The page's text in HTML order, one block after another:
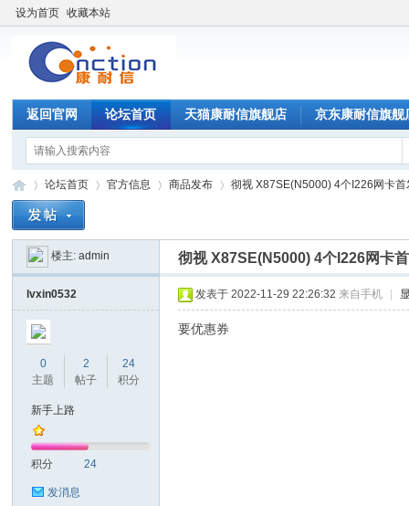
设为首页 收藏本站
返回官网 论坛首页 天猫康耐信旗舰店 京东康耐信旗舰
»
论坛首页
›
官方信息 商品发布
›
彻视 X87SE(N5000) 4个I226网卡
楼主:admin 彻视 X87SE(N5000) 4个I226网卡
lvxin0532
0
主题
2
帖子
24
积分
新手上路
积分 24
发消息
发表于 2022-11-29 22:26:32 来自手机
要优惠券